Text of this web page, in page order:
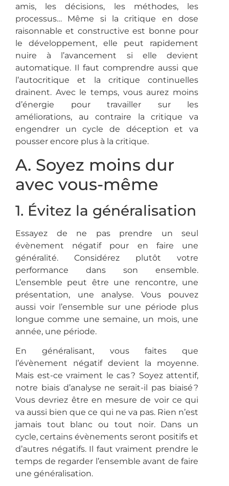
amis, les décisions, les méthodes, les
processus… Même si la critique en dose
raisonnable et constructive est bonne pour
le développement, elle peut rapidement
nuire à l’avancement si elle devient
automatique. Il faut comprendre aussi que
l’autocritique et la critique continuelles
drainent. Avec le temps, vous aurez moins
d’énergie pour travailler sur les
améliorations, au contraire la critique va
engendrer un cycle de déception et va
pousser encore plus à la critique.
A. Soyez moins dur
avec vous-même
1. Évitez la généralisation
Essayez de ne pas prendre un seul
évènement négatif pour en faire une
généralité. Considérez plutôt votre
performance dans son ensemble.
L’ensemble peut être une rencontre, une
présentation, une analyse. Vous pouvez
aussi voir l’ensemble sur une période plus
longue comme une semaine, un mois, une
année, une période.
En généralisant, vous faites que
l’évènement négatif devient la moyenne.
Mais est-ce vraiment le cas ? Soyez attentif,
notre biais d’analyse ne serait-il pas biaisé ?
Vous devriez être en mesure de voir ce qui
va aussi bien que ce qui ne va pas. Rien n’est
jamais tout blanc ou tout noir. Dans un
cycle, certains évènements seront positifs et
d’autres négatifs. Il faut vraiment prendre le
temps de regarder l’ensemble avant de faire
une généralisation.